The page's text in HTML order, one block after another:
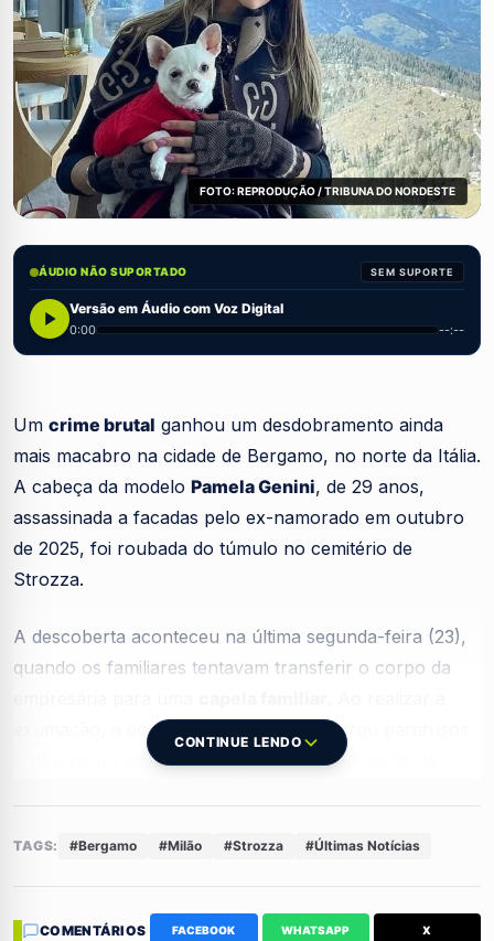
FOTO: REPRODUÇÃO / TRIBUNA DO NORDESTE
ÁUDIO NÃO SUPORTADO SEM SUPORTE
Versão em Áudio com Voz Digital
0:00 --:--
Um crime brutal ganhou um desdobramento ainda
mais macabro na cidade de Bergamo, no norte da Itália.
A cabeça da modelo Pamela Genini, de 29 anos,
assassinada a facadas pelo ex-namorado em outubro
de 2025, foi roubada do túmulo no cemitério de
Strozza.
A descoberta aconteceu na última segunda-feira (23),
quando os familiares tentavam transferir o corpo da
exumação, a equipe profissional encontrou parafusos
e silicone no caixão, itens que não faziam parte da
Os profissionais estranharam a presença desses
CONTINUE LENDO
TAGS: #Bergamo #Milão #Strozza #Últimas Notícias
COMENTÁRIOS FACEBOOK WHATSAPP X